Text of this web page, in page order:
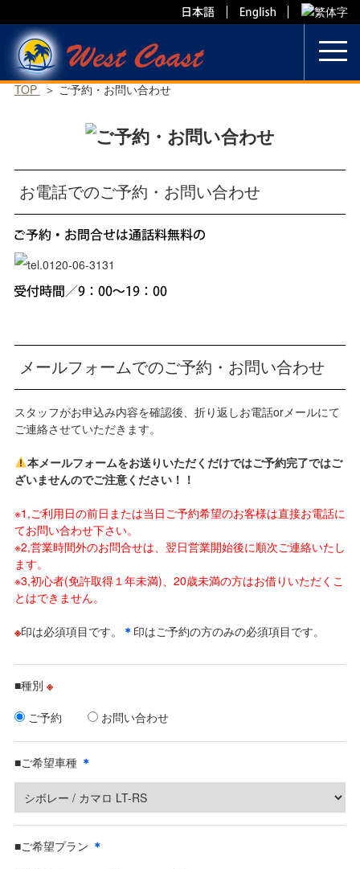
to
content
TOP ご予約・お問い合わせ
お電話でのご予約・お問い合わせ
メールフォームでのご予約・お問い合わせ
スタッフがお申込み内容を確認後、折り返しお電話orメールにて
ご連絡させていただきます。
本メールフォームをお送りいただくだけではご予約完了ではご
ざいませんのでご注意ください！！
※1,ご利用日の前日または当日ご予約希望のお客様は直接お電話に
てお問い合わせ下さい。
※2,営業時間外のお問合せは、翌日営業開始後に順次ご連絡いたし
ます。
※3,初心者(免許取得１年未満)、20歳未満の方はお借りいただくこ
とはできません。
※印は必須項目です。 ＊ 印はご予約の方のみの必須項目です。
■種別 ※
ご予約
お問い合わせ
■ご希望車種 ＊
■ご希望プラン ＊